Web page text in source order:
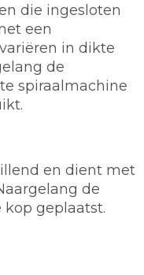
die ingesloten
een
in dikte
de
spiraalmachine
en dient met
de
geplaatst.